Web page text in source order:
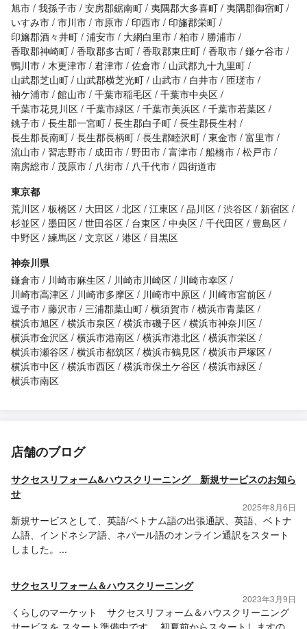
旭市 我孫子市 安房郡鋸南町 夷隅郡大多喜町 夷隅郡御宿町
いすみ市 市川市 市原市 印西市
印旛郡栄町
印旛郡酒々井町 浦安市 大網白里市 柏市
勝浦市
香取郡神崎町 香取郡多古町 香取郡東庄町 香取市 鎌ケ谷市
鴨川市 木更津市 君津市 佐倉市
山武郡九十九里町
山武郡芝山町
山武郡横芝光町 山武市 白井市 匝瑳市
袖ケ浦市 館山市 千葉市稲毛区 千葉市中央区
千葉市花見川区 千葉市緑区 千葉市美浜区 千葉市若葉区
銚子市 長生郡一宮町 長生郡白子町 長生郡長生村
長生郡長南町 長生郡長柄町 長生郡睦沢町 東金市 富里市
流山市
習志野市 成田市 野田市 富津市 船橋市 松戸市
南房総市
茂原市 八街市 八千代市
四街道市
東京都
荒川区 板橋区 大田区 北区 江東区 品川区 渋谷区
新宿区
杉並区 墨田区 世田谷区 台東区 中央区 千代田区
豊島区
中野区 練馬区 文京区 港区
目黒区
神奈川県
鎌倉市
川崎市麻生区 川崎市川崎区
川崎市幸区
川崎市高津区
川崎市多摩区 川崎市中原区
川崎市宮前区
逗子市 藤沢市 三浦郡葉山町 横須賀市 横浜市青葉区
横浜市旭区 横浜市泉区 横浜市磯子区 横浜市神奈川区
横浜市金沢区 横浜市港南区 横浜市港北区 横浜市栄区
横浜市瀬谷区 横浜市都筑区 横浜市鶴見区 横浜市戸塚区
横浜市中区 横浜市西区 横浜市保土ケ谷区 横浜市緑区
横浜市南区
店舗のブログ
サクセスリフォーム&ハウスクリーニング 新規サービスのお知ら
せ
2025年8月6日
新規サービスとして、英語/ベトナム語の出張通訳、英語、ベトナ
ム語、インドネシア語、ネパール語のオンライン通訳をスタート
しました。...
サクセスリフォーム＆ハウスクリーニング
2023年3月9日
くらしのマーケット サクセスリフォーム＆ハウスクリーニング